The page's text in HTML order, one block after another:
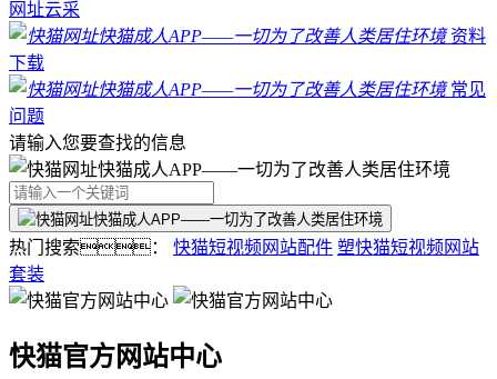
网址云采
资料
下载
常见
问题
请输入您要查找的信息
热门搜索： 快猫短视频网站配件 塑快猫短视频网站
套装
快猫官方网站中心